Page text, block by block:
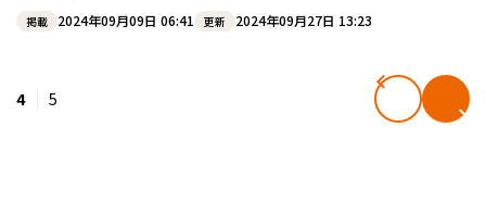
掲載 2024年09月09日 06:41 更新 2024年09月27日 13:23
4 5